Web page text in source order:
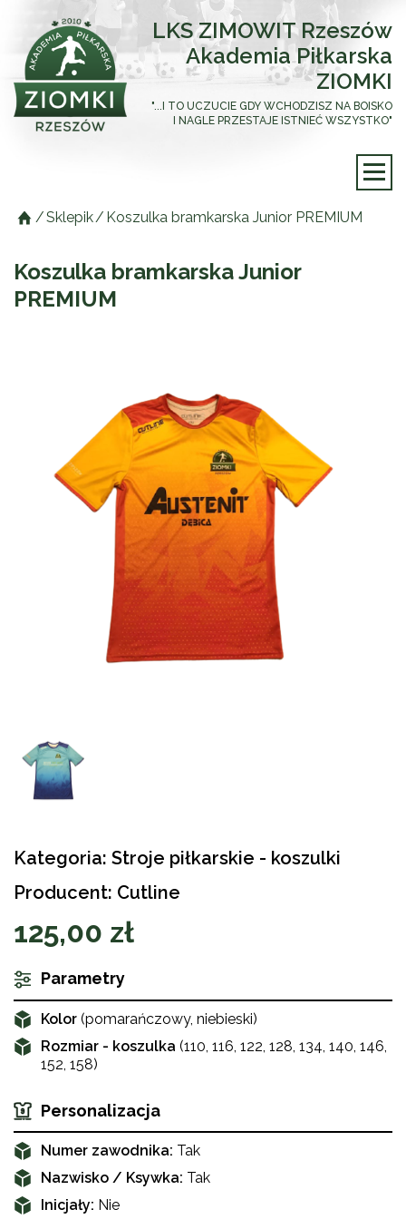
LKS ZIMOWIT Rzeszów
Akademia Piłkarska
ZIOMKI
"...I TO UCZUCIE GDY WCHODZISZ NA BOISKO
I NAGLE PRZESTAJE ISTNIEĆ WSZYSTKO"
/Sklepik/ Koszulka bramkarska Junior PREMIUM
Koszulka bramkarska Junior
PREMIUM
Kategoria: Stroje piłkarskie - koszulki
Producent: Cutline
125,00 zł
Parametry
Kolor (pomarańczowy, niebieski)
Rozmiar - koszulka (110, 116, 122, 128, 134, 140, 146,
152, 158)
Personalizacja
Numer zawodnika: Tak
Nazwisko / Ksywka: Tak
Inicjały: Nie